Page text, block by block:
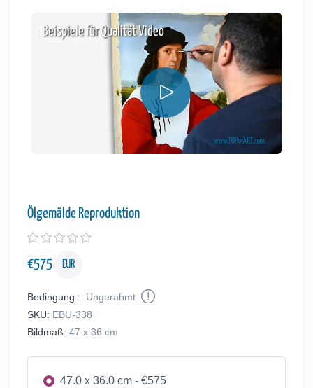
Beispiele für Qualität Video
Ölgemälde Reproduktion
€575 EUR
Bedingung :
Ungerahmt
SKU: EBU-338
Bildmaß: 47 x 36 cm
47.0 x 36.0 cm - €575